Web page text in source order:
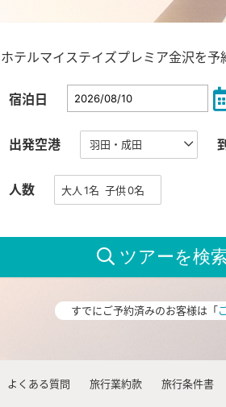
ホテルマイステイズプレミア金沢を予
宿泊日
出発空港
人数
すでにご予約済みのお客様は「
よくある質問 旅行業約款 旅行条件書